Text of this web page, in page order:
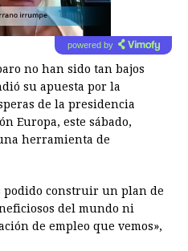
powered by
no han sido tan bajos
su apuesta por la
de la presidencia
Europa, este sábado,
herramienta de
podido construir un plan de
del mundo ni
de empleo que vemos»,